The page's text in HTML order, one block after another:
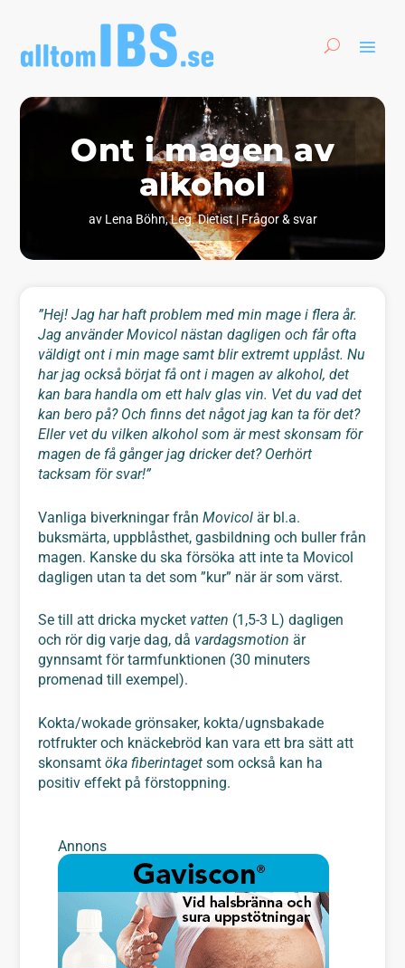
Ont i magen av
alkohol
av Lena Böhn, Leg. Dietist|Frågor & svar
”Hej! Jag har haft problem med min mage i flera år.
Jag använder Movicol nästan dagligen och får ofta
väldigt ont i min mage samt blir extremt upplåst.Nu
har jag också börjat få ont i magen av alkohol, det
kan bara handla om ett halv glas vin. Vet du vad det
kan bero på? Och finns det något jag kan ta för det?
Eller vet du vilken alkohol som är mest skonsam för
magen de få gånger jag dricker det? Oerhört
tacksam för svar!”
Vanliga biverkningar frånMovicol är bl.a.
buksmärta, uppblåsthet, gasbildning och buller från
magen. Kanske du ska försöka att inte ta Movicol
dagligen utan ta det som ”kur” när är som värst.
Se till att dricka mycket vatten (1,5-3 L) dagligen
och rör dig varje dag, då vardagsmotion är
gynnsamt för tarmfunktionen (30 minuters
promenad till exempel).
Kokta/wokade grönsaker, kokta/ugnsbakade
rotfrukter och knäckebröd kan vara ett bra sätt att
skonsamtöka fiberintaget som också kan ha
positiv effekt på förstoppning.
Annons